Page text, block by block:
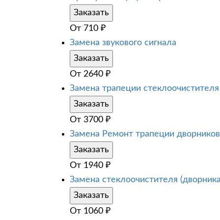
Заказать
От 710 ₽
Замена звукового сигнала
Заказать
От 2640 ₽
Замена трапеции стеклоочистителя
Заказать
От 3700 ₽
Замена Ремонт трапеции дворников
Заказать
От 1940 ₽
Замена стеклоочистителя
Заказать
От 1060 ₽